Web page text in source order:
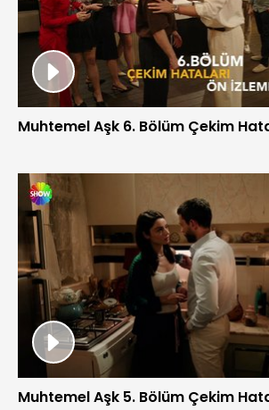
Muhtemel Aşk 6. Bölüm Çekim
Muhtemel Aşk 5. Bölüm Çekim